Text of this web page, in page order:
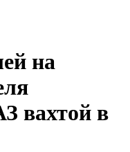
на
вахтой в